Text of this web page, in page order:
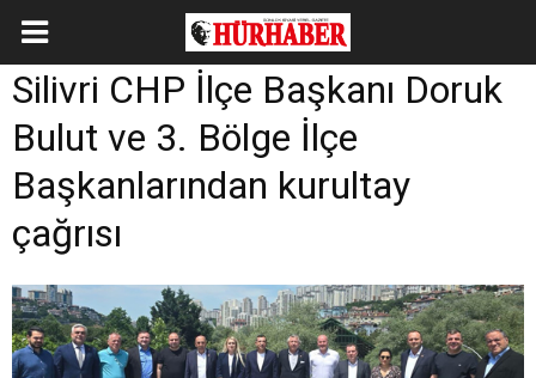
Silivri CHP İlçe Başkanı Doruk
Bulut ve 3. Bölge İlçe
Başkanlarından kurultay
çağrısı